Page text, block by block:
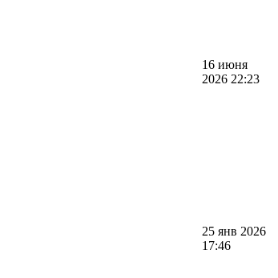
16 июня
2026 22:23
25 янв 2026
17:46